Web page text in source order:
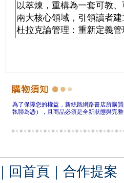
為了保障您的權益，新絲路網路書店所購
執聯為憑），且商品必須是全新狀態與完
｜ 回首頁 ｜ 合作提案